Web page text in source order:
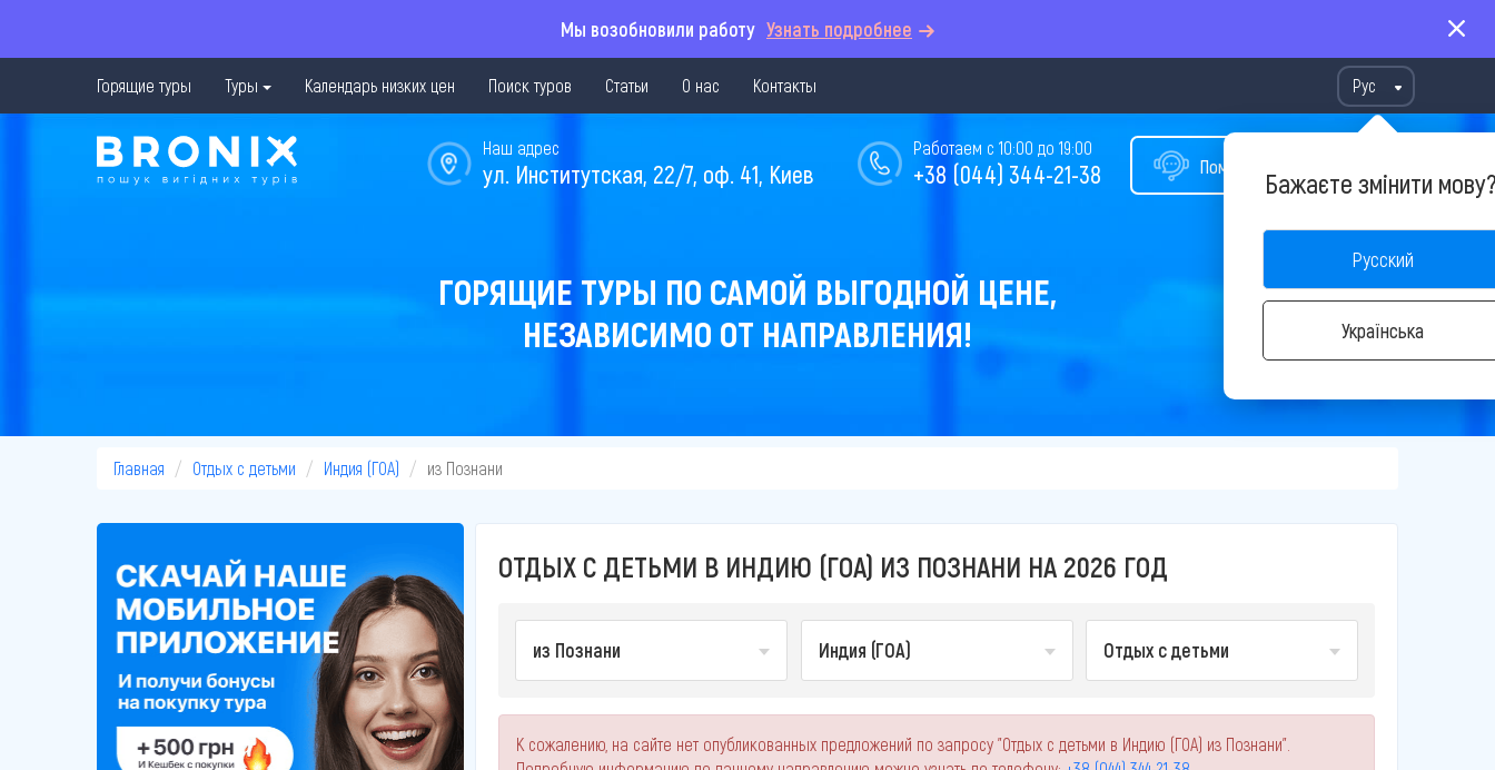
Мы возобновили работу Узнать подробнее
Горящие туры Туры Календарь низких цен Поиск туров Статьи О нас Контакты Рус
Бажаєте змінити
Русский
Українська
Помощь в подборе тура
Работаем с 10:00 до 19:00
+38 (044) 344-21-38
Наш адрес
ул. Институтская, 22/7, оф. 41, Киев
ГОРЯЩИЕ ТУРЫ ПО САМОЙ ВЫГОДНОЙ ЦЕНЕ,
НЕЗАВИСИМО ОТ НАПРАВЛЕНИЯ!
Главная Отдых с детьми Индия (ГОА) из Познани
ОТДЫХ С ДЕТЬМИ В ИНДИЮ (ГОА) ИЗ ПОЗНАНИ НА 2026 ГОД
из Познани Индия (ГОА) Отдых с детьми
К сожалению, на сайте нет опубликованных предложений по запросу "Отдых с детьми в Индию (ГОА) из Познани".